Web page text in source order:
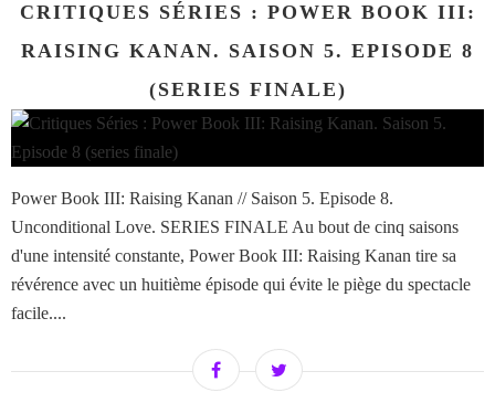
CRITIQUES SÉRIES : POWER BOOK III:
RAISING KANAN. SAISON 5. EPISODE 8
(SERIES FINALE)
Power Book III: Raising Kanan // Saison 5. Episode 8.
Unconditional Love. SERIES FINALE Au bout de cinq saisons
d'une intensité constante, Power Book III: Raising Kanan tire sa
révérence avec un huitième épisode qui évite le piège du spectacle
facile....